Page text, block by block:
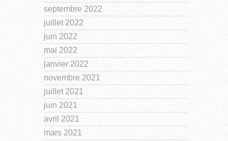
septembre 2022
juillet 2022
juin 2022
mai 2022
janvier 2022
novembre 2021
juillet 2021
juin 2021
avril 2021
mars 2021